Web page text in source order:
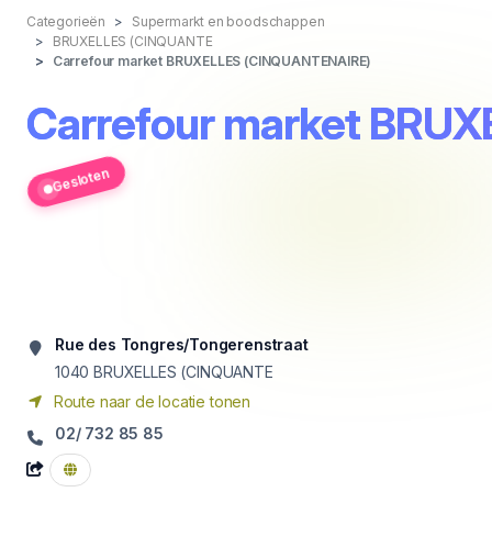
Categorieën
Supermarkt en boodschappen
BRUXELLES (CINQUANTE
Carrefour market BRUXELLES (CINQUANTENAIRE)
Carrefour market
Gesloten
Rue des Tongres/Tongerenstraat
1040 BRUXELLES (CINQUANTE
Route naar de locatie tonen
02/ 732 85 85